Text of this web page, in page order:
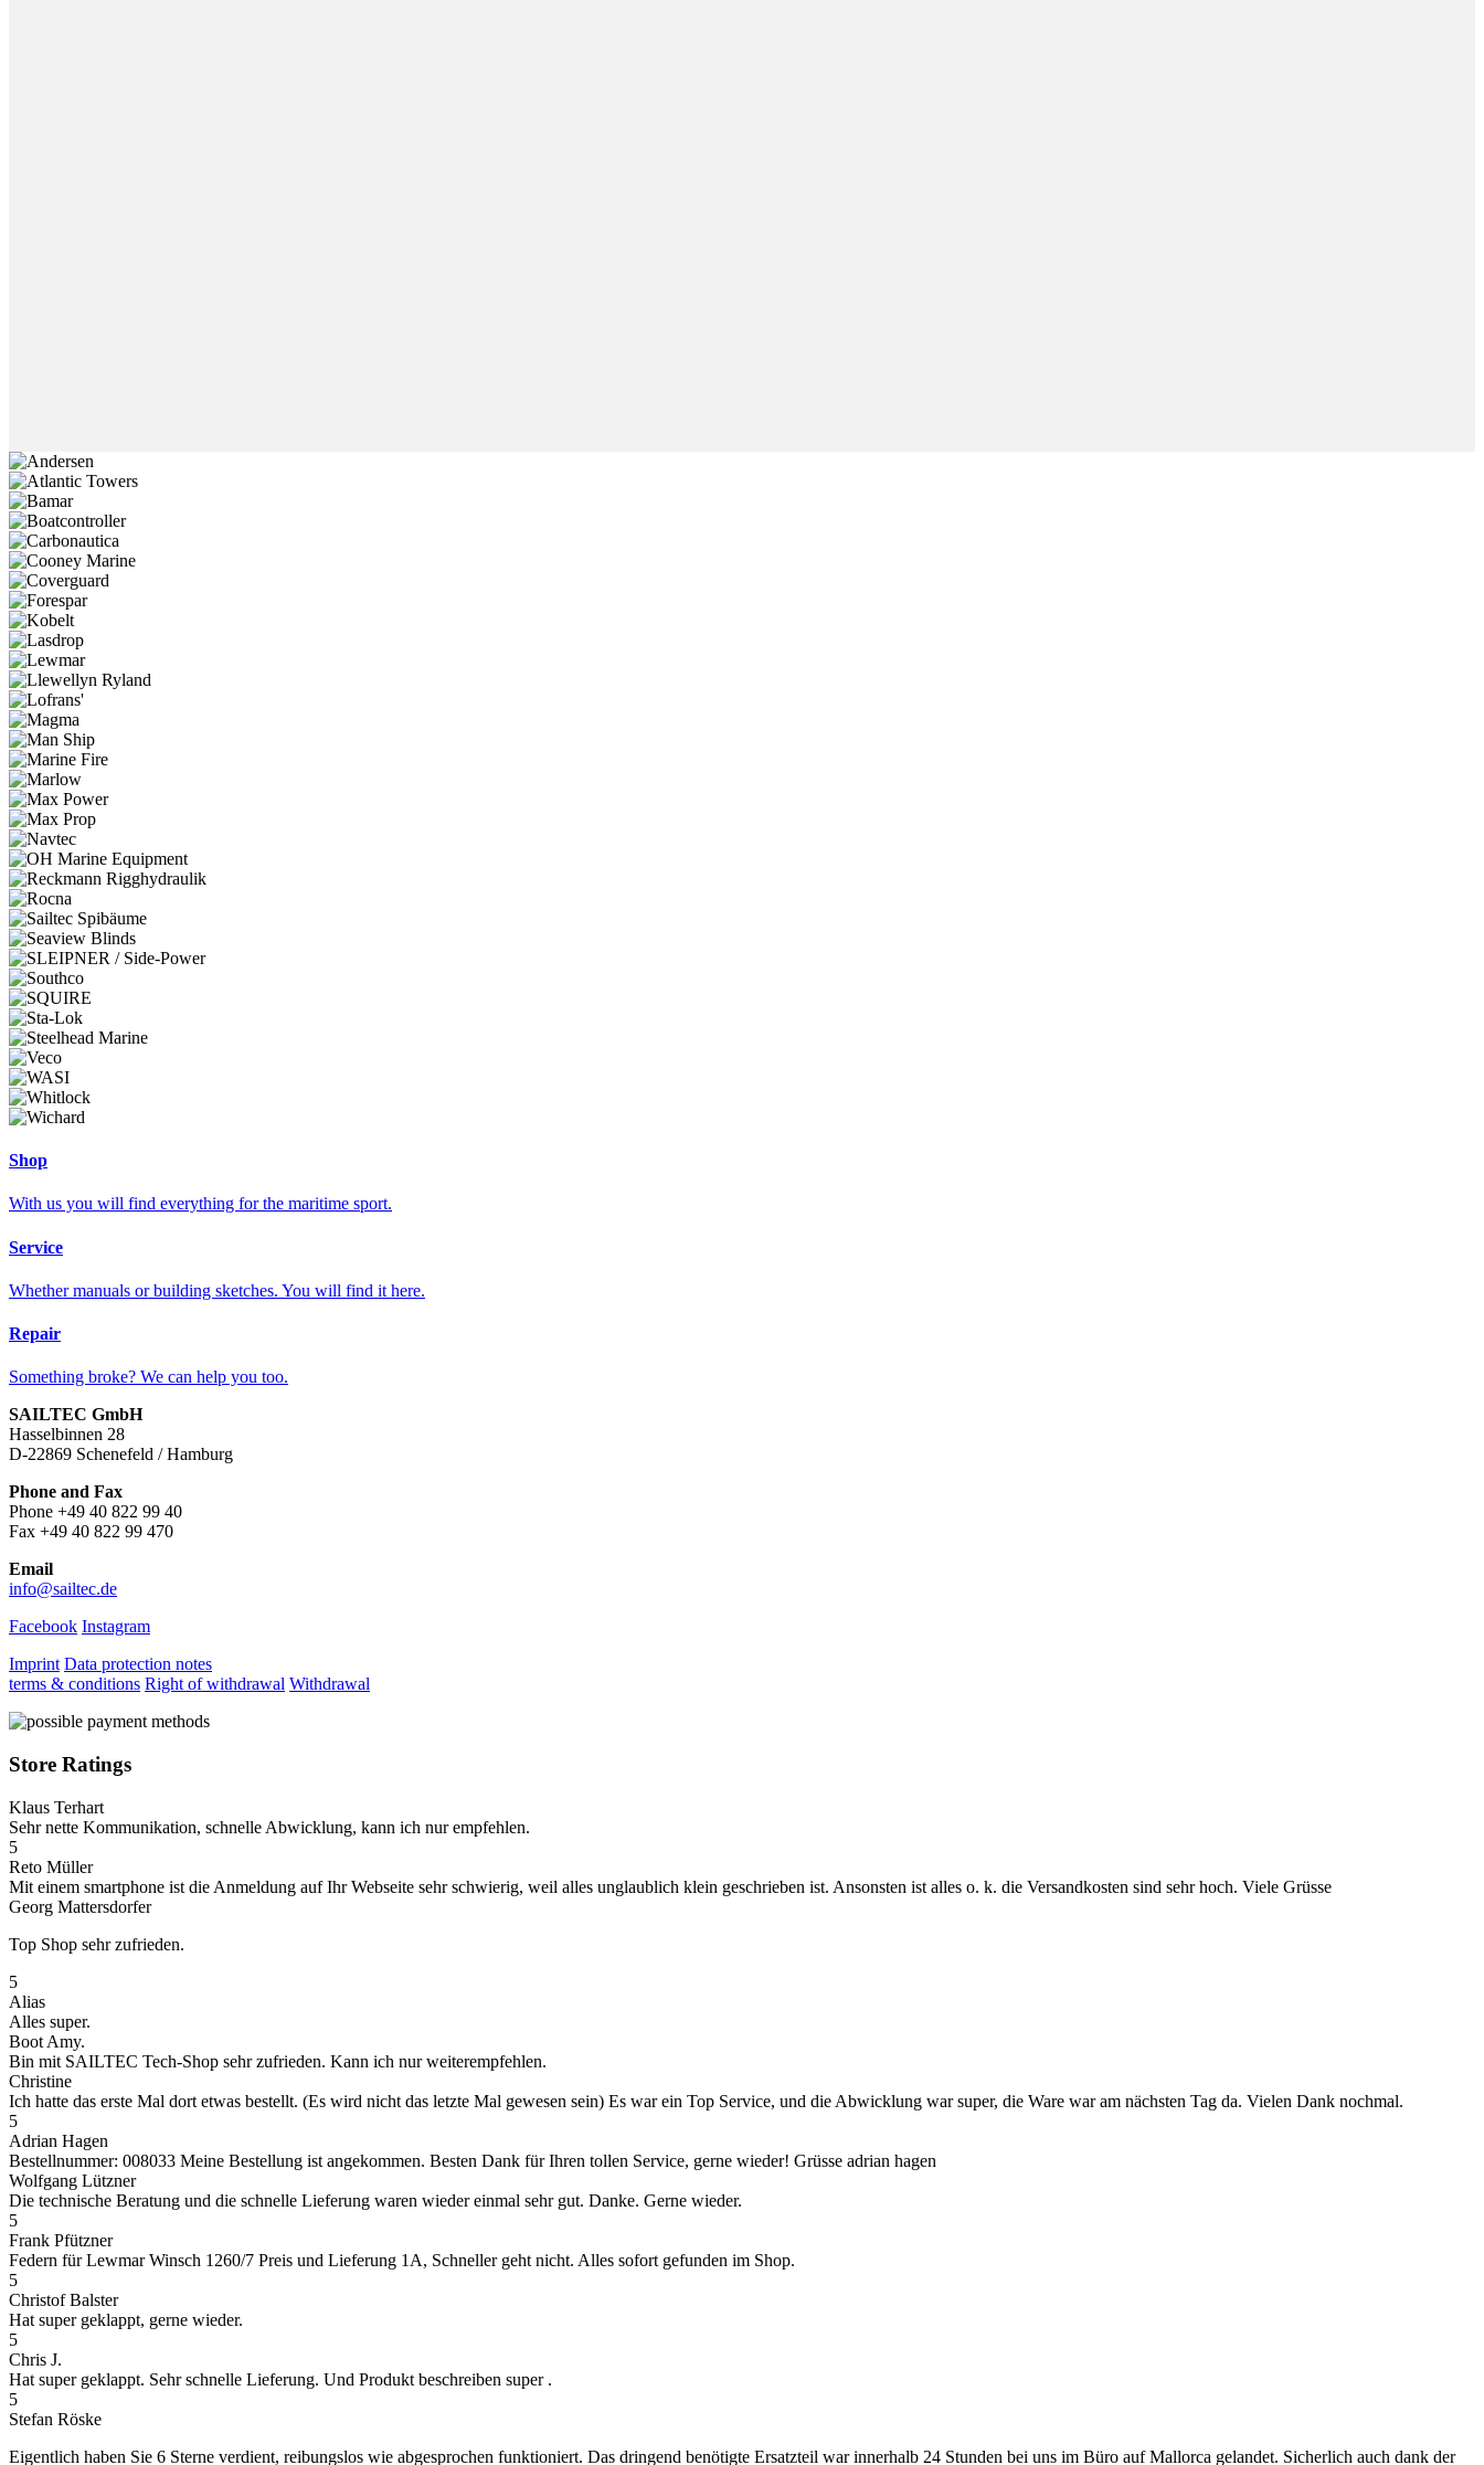
Shop
With us you will find everything for the maritime sport.
Service
Whether manuals or building sketches. You will find it here.
Repair
Something broke? We can help you too.
SAILTEC GmbH
Hasselbinnen 28
D-22869 Schenefeld / Hamburg
Phone and Fax
Phone +49 40 822 99 40
Fax +49 40 822 99 470
Email
info@sailtec.de
Facebook Instagram
Imprint Data protection notes
terms & conditions Right of withdrawal Withdrawal
Store Ratings
Klaus Terhart
Sehr nette Kommunikation, schnelle Abwicklung, kann ich nur empfehlen.
5
Reto Müller
Mit einem smartphone ist die Anmeldung auf Ihr Webseite sehr schwierig, weil alles unglaublich klein geschrieben ist. Ansonsten ist alles o. k. die Versandkosten sind sehr hoch. Viele Grüsse
Georg Mattersdorfer
Top Shop sehr zufrieden.
5
Alias
Alles super.
Boot Amy.
Bin mit SAILTEC Tech-Shop sehr zufrieden. Kann ich nur weiterempfehlen.
Christine
Ich hatte das erste Mal dort etwas bestellt. (Es wird nicht das letzte Mal gewesen sein) Es war ein Top Service, und die Abwicklung war super, die Ware war am nächsten Tag da. Vielen Dank nochmal.
5
Adrian Hagen
Bestellnummer: 008033 Meine Bestellung ist angekommen. Besten Dank für Ihren tollen Service, gerne wieder! Grüsse adrian hagen
Wolfgang Lützner
Die technische Beratung und die schnelle Lieferung waren wieder einmal sehr gut. Danke. Gerne wieder.
5
Frank Pfützner
Federn für Lewmar Winsch 1260/7 Preis und Lieferung 1A, Schneller geht nicht. Alles sofort gefunden im Shop.
5
Christof Balster
Hat super geklappt, gerne wieder.
5
Chris J.
Hat super geklappt. Sehr schnelle Lieferung. Und Produkt beschreiben super .
5
Stefan Röske
Eigentlich haben Sie 6 Sterne verdient, reibungslos wie abgesprochen funktioniert. Das dringend benötigte Ersatzteil war innerhalb 24 Stunden bei uns im Büro auf Mallorca gelandet. Sicherlich auch dank der